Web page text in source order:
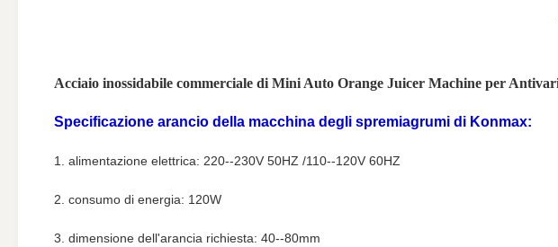
Acciaio inossidabile commerciale di Mini Auto Orange Juicer Machine per
Specificazione arancio della macchina degli spremiagrumi di Konmax:
1. alimentazione elettrica: 220--230V 50HZ /110--120V 60HZ
2. consumo di energia: 120W
3. dimensione dell'arancia richiesta: 40--80mm